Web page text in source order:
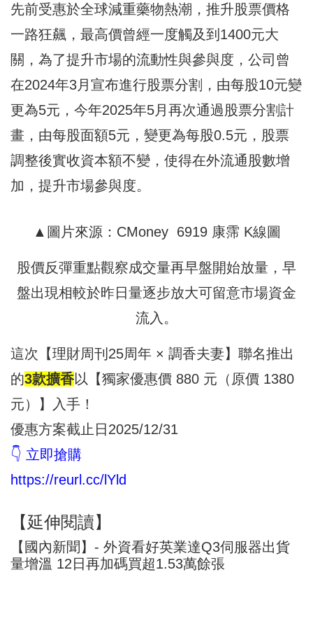
先前受惠於全球減重藥物熱潮，推升股票價格
一路狂飆，最高價曾經一度觸及到1400元大
關，為了提升市場的流動性與參與度，公司曾
在2024年3月宣布進行股票分割，由每股10元變
更為5元，今年2025年5月再次通過股票分割計
畫，由每股面額5元，變更為每股0.5元，股票
調整後實收資本額不變，使得在外流通股數增
加，提升市場參與度。
▲圖片來源：CMoney 6919 康霈 K線圖
股價反彈重點觀察成交量再早盤開始放量，早
盤出現相較於昨日量逐步放大可留意市場資金
流入。
這次【理財周刊25周年 × 調香夫妻】聯名推出
的3款擴香以【獨家優惠價 880 元（原價 1380
元）】入手！
優惠方案截止日2025/12/31
👇 立即搶購
https://reurl.cc/lYld
【延伸閱讀】
【國內新聞】- 外資看好英業達Q3伺服器出貨
量增溫 12日再加碼買超1.53萬餘張